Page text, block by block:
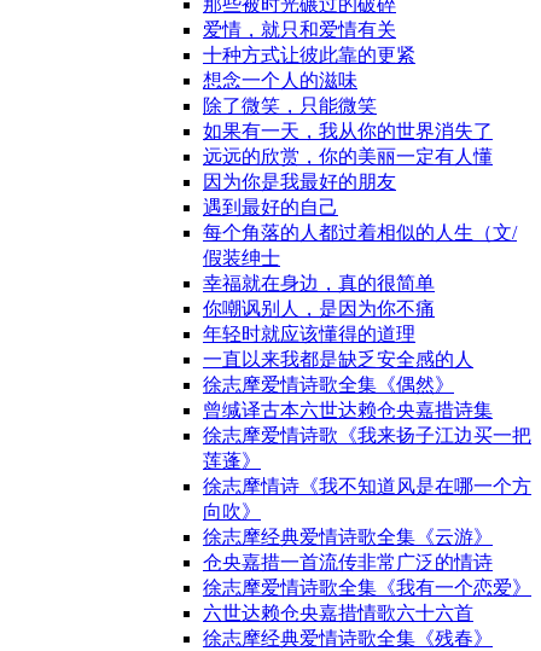
那些被时光碾过的破碎
爱情，就只和爱情有关
十种方式让彼此靠的更紧
想念一个人的滋味
除了微笑，只能微笑
如果有一天，我从你的世界消失了
远远的欣赏，你的美丽一定有人懂
因为你是我最好的朋友
遇到最好的自己
每个角落的人都过着相似的人生（文/
假装绅士
幸福就在身边，真的很简单
你嘲讽别人，是因为你不痛
年轻时就应该懂得的道理
一直以来我都是缺乏安全感的人
徐志摩爱情诗歌全集《偶然》
曾缄译古本六世达赖仓央嘉措诗集
徐志摩爱情诗歌《我来扬子江边买一把
莲蓬》
徐志摩情诗《我不知道风是在哪一个方
向吹》
徐志摩经典爱情诗歌全集《云游》
仓央嘉措一首流传非常广泛的情诗
徐志摩爱情诗歌全集《我有一个恋爱》
六世达赖仓央嘉措情歌六十六首
徐志摩经典爱情诗歌全集《残春》